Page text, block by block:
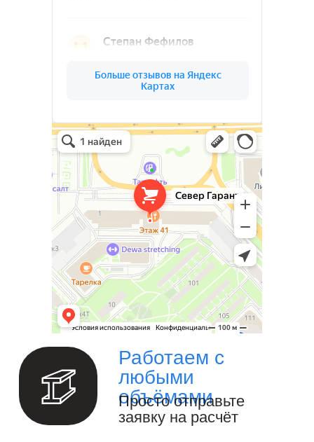
Север Гарант Групп
Металлоконструкции в Санкт‑Петербурге
Металлообработка в Санкт‑Петербурге
Ваш надёжный партнёр в реализации
уникальных проектов. Наша команда
опытных специалистов, готова
воплотить в жизнь самые смелые идеи
и проекты. Мы предлагаем широкий
спектр услуг по проектированию и
изготовлению металлоконструкций и
изделий любой сложности под ключ.
Изготовление металлоизделий и
металлоконструкций.
Полный цикл обработки металла и
металлоизделий
Производство инженерных расчётов
и анализ конструкций.